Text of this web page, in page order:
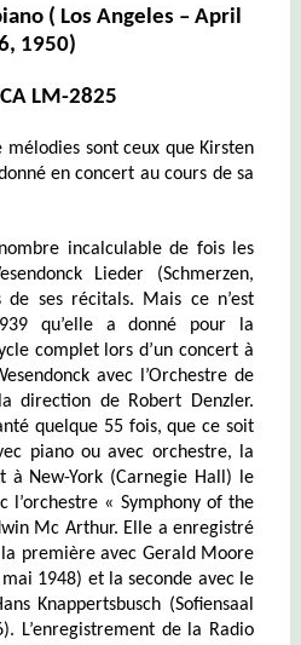
( Los Angeles – April
1950)
LM-2825
mélodies sont ceux que Kirsten
en concert au cours de sa
incalculable de fois les
Lieder (Schmerzen,
de ses récitals. Mais ce n’est
qu’elle a donné pour la
complet lors d’un concert à
avec l’Orchestre de
direction de Robert Denzler.
quelque 55 fois, que ce soit
piano ou avec orchestre, la
à New-York (Carnegie Hall) le
l’orchestre « Symphony of the
Mc Arthur. Elle a enregistré
première avec Gerald Moore
1948) et la seconde avec le
Knappertsbusch (Sofiensaal
L’enregistrement de la Radio